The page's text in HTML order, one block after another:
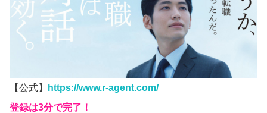
【公式】
https://www.r-agent.com/
登録は3分で完了！